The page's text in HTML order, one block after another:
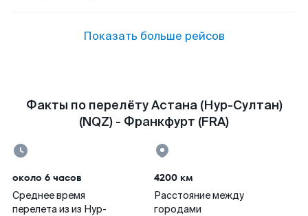
Показать больше рейсов
Факты по перелёту Астана (Нур-Султан)
(NQZ) - Франкфурт (FRA)
около 6 часов
Среднее время
перелета из из Нур-
4200 км
Расстояние между
городами